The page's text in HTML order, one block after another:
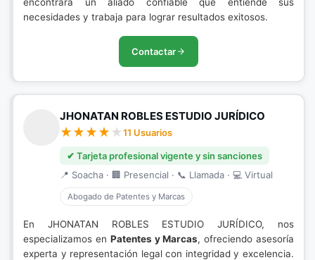
necesidades y trabaja para lograr resultados exitosos.
Contactar
JHONATAN ROBLES ESTUDIO JURÍDICO
11 Usuarios
✔ Tarjeta profesional vigente y sin sanciones
📍 Soacha · 🏢 Presencial · 📞 Llamada · 💻 Virtual
Abogado de Patentes y Marcas
En JHONATAN ROBLES ESTUDIO JURÍDICO, nos
especializamos en Patentes y Marcas, ofreciendo asesoría
experta y representación legal con integridad y excelencia.